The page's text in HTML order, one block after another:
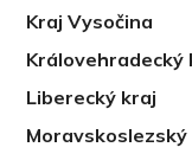
Kraj Vysočina
Královehradecký
Liberecký kraj
Moravskoslezský